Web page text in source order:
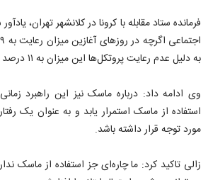
فرمانده ستاد مقابله با کرونا در کلانشهر تهران،
به دلیل عدم رعایت پروتکل‌ها این میزان به ۱۱ درصد تقلیل یافت.
وی ادامه داد: درباره ماسک نیز این راهبرد
استفاده از ماسک استمرار یابد و به عنوان یک
مورد توجه قرار داشته باشد.
زالی تاکید کرد: ما چاره‌ای جز استفاده از ماسک